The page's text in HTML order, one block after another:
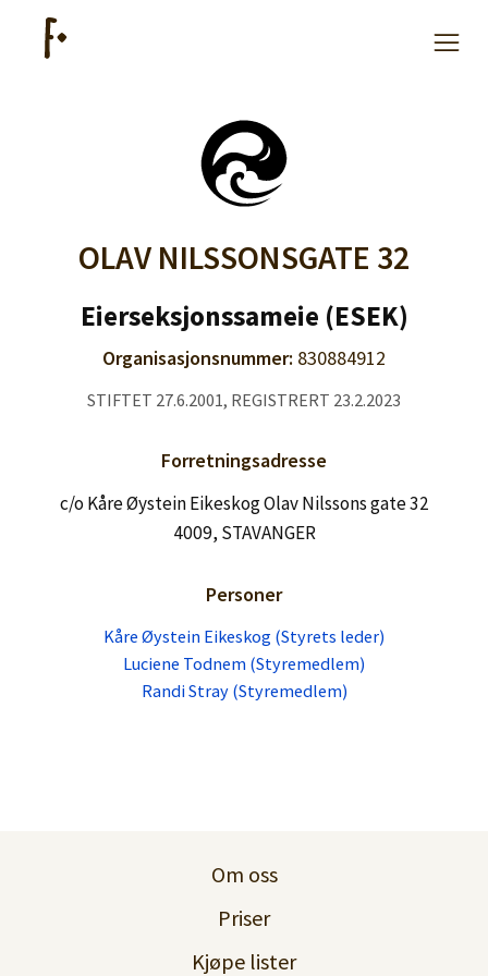
Kjøpe lister
Priser
Lag konto
OLAV NILSSONSGATE 32
Eierseksjonssameie (ESEK)
Organisasjonsnummer: 830884912
STIFTET 27.6.2001, REGISTRERT 23.2.2023
Forretningsadresse
c/o Kåre Øystein Eikeskog Olav Nilssons gate 32
4009, STAVANGER
Personer
Kåre Øystein Eikeskog (Styrets leder)
Luciene Todnem (Styremedlem)
Randi Stray (Styremedlem)
Om oss
Priser
Kjøpe lister